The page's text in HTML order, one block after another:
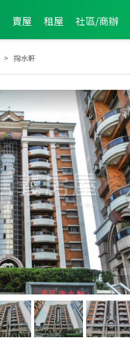
賣屋 租屋 社區/商辦
掬水軒
2024年11月區成件TOP3 2023年3